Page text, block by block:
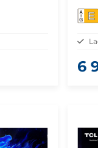
•
• E
6